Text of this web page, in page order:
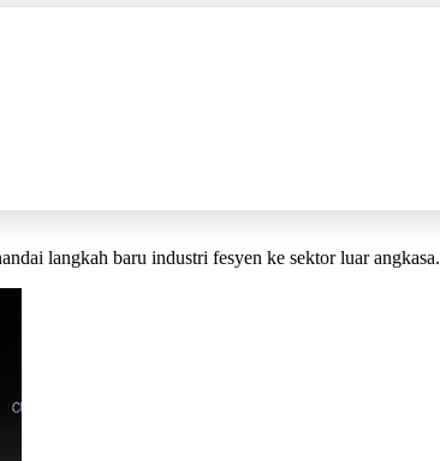
langkah baru industri fesyen ke sektor luar angkasa.